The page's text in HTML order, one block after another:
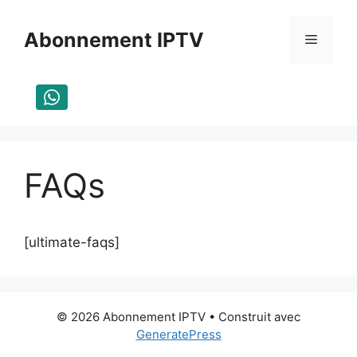
contenuAbonnement IPTV Menu
FAQs
[ultimate-faqs]
© 2026 Abonnement IPTV • Construit avec
GeneratePress